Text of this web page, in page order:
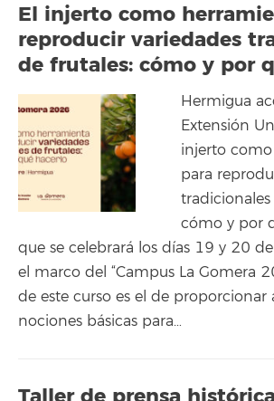
El injerto como
reproducir variedades
de frutales: cómo y por
Hermigua
Extensión
injerto
para
tradicionales
cómo y por
que se celebrará los días 19 y 20
el marco del “Campus La Gomera
de este curso es el de proporcionar
nociones básicas para…